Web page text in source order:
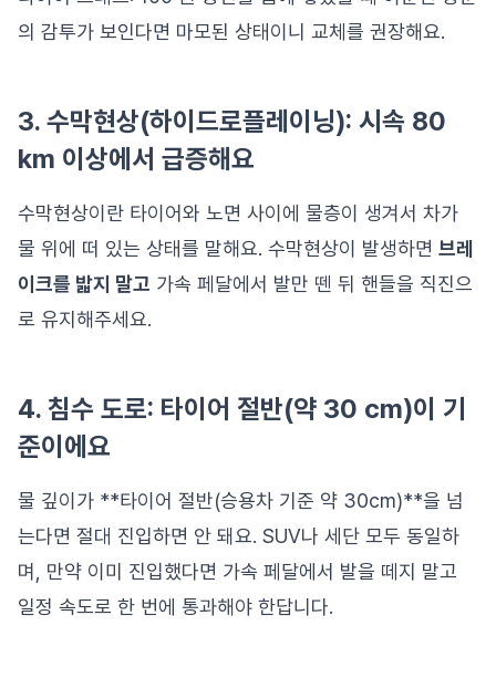
의 감투가 보인다면 마모된 상태이니 교체를 권장해요.
3. 수막현상(하이드로플레이닝): 시속 80
km 이상에서 급증해요
수막현상이란 타이어와 노면 사이에 물층이 생겨서 차가
물 위에 떠 있는 상태를 말해요. 수막현상이 발생하면 브레
이크를 밟지 말고 가속 페달에서 발만 뗀 뒤 핸들을 직진으
로 유지해주세요.
4. 침수 도로: 타이어 절반(약 30 cm)이 기
준이에요
물 깊이가 **타이어 절반(승용차 기준 약 30cm)**을 넘
는다면 절대 진입하면 안 돼요. SUV나 세단 모두 동일하
며, 만약 이미 진입했다면 가속 페달에서 발을 떼지 말고
일정 속도로 한 번에 통과해야 한답니다.